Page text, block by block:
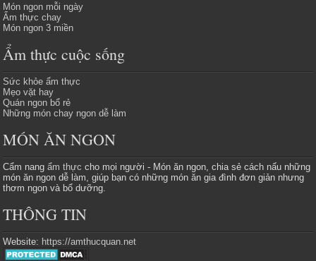
Món ngon mỗi ngày
Ẩm thực chay
Món ngon 3 miền
Ẩm thực cuộc sống
Sức khỏe ẩm thực
Mẹo vặt hay
Quán ngon bổ rẻ
Những món chay ngon dễ làm
MÓN ĂN NGON
Cẩm nangẩm thực cho mọi người - Món ăn ngon, chia sẻ cách nấu những
món ăn ngon dễ làm, giúp bạn có những món ăn gia đình đơn giản nhưng
thơm ngon và bổ dưỡng.
THÔNG TIN
Website: https://amthucquan.net